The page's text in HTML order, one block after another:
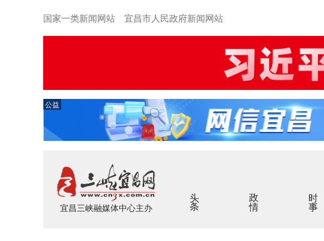
国家一类新闻网站 宜昌市人民政府新闻网站
公益
宜昌三峡融媒体中心主办
头条 政情 时事